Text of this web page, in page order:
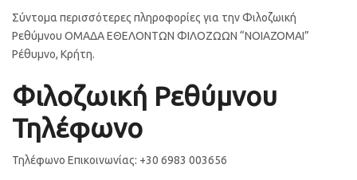
Σύντομα περισσότερες πληροφορίες για την Φιλοζωική
Ρεθύμνου ΟΜΑΔΑ ΕΘΕΛΟΝΤΩΝ ΦΙΛΟΖΩΩΝ “ΝΟΙΑΖΟΜΑΙ”
Ρέθυμνο, Κρήτη.
Φιλοζωική Ρεθύμνου
Τηλέφωνο
Τηλέφωνο Επικοινωνίας: +30 6983 003656